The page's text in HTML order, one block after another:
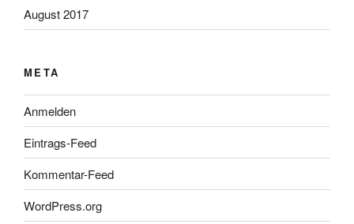
August 2017
META
Anmelden
Eintrags-Feed
Kommentar-Feed
WordPress.org